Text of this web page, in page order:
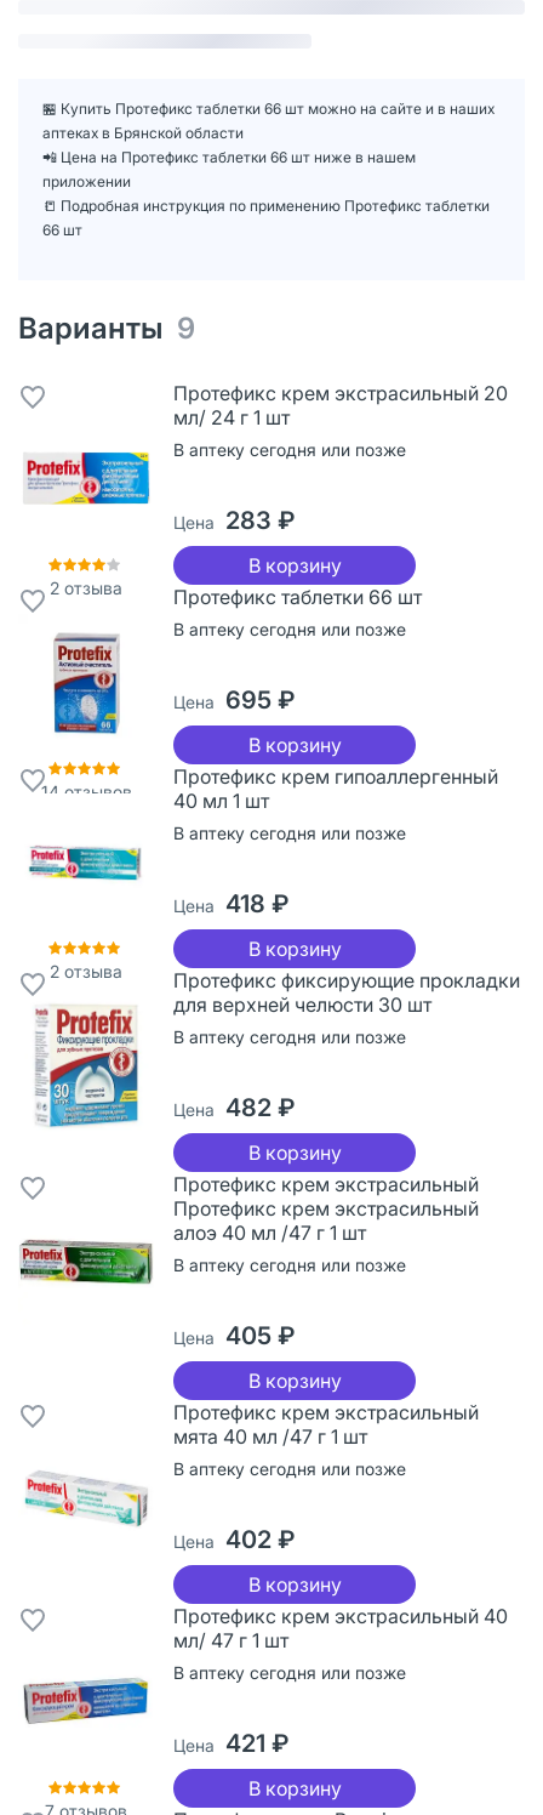
🏪 Купить Протефикс таблетки 66 шт можно на сайте и в наших
аптеках в Брянской области
📲 Цена на Протефикс таблетки 66 шт ниже в нашем
приложении
📒 Подробная инструкция по применению Протефикс таблетки
66 шт
Варианты 9
2 отзыва
Протефикс крем экстрасильный 20
мл/ 24 г 1 шт
В аптеку сегодня или позже
Цена 283 ₽
В корзину
14 отзывов
Протефикс таблетки 66 шт
В аптеку сегодня или позже
Цена 695 ₽
В корзину
2 отзыва
Протефикс крем гипоаллергенный
40 мл 1 шт
В аптеку сегодня или позже
Цена 418 ₽
В корзину
Протефикс фиксирующие прокладки
для верхней челюсти 30 шт
В аптеку сегодня или позже
Цена 482 ₽
В корзину
Протефикс крем экстрасильный
Протефикс крем экстрасильный
алоэ 40 мл /47 г 1 шт
В аптеку сегодня или позже
Цена 405 ₽
В корзину
Протефикс крем экстрасильный
мята 40 мл /47 г 1 шт
В аптеку сегодня или позже
Цена 402 ₽
В корзину
7 отзывов
Протефикс крем экстрасильный 40
мл/ 47 г 1 шт
В аптеку сегодня или позже
Цена 421 ₽
В корзину